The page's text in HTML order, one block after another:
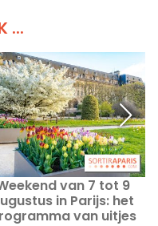
...
van 7 tot 9
in Parijs: het
van uitjes